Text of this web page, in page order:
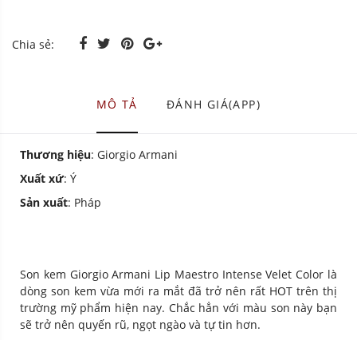
Chia sẻ:
MÔ TẢ ĐÁNH GIÁ(APP)
Thương hiệu: Giorgio Armani
Xuất xứ: Ý
Sản xuất: Pháp
Son kem Giorgio Armani Lip Maestro Intense Velet Color là
dòng son kem vừa mới ra mắt đã trở nên rất HOT trên thị
trường mỹ phẩm hiện nay. Chắc hẳn với màu son này bạn
sẽ trở nên quyến rũ, ngọt ngào và tự tin hơn.